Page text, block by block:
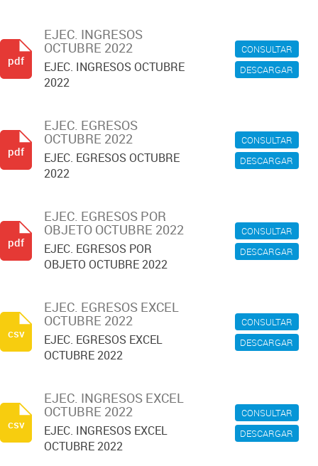
CONSULTAR
DESCARGAR
EJEC. INGRESOS
OCTUBRE 2022
EJEC. INGRESOS OCTUBRE
2022
pdf
CONSULTAR
DESCARGAR
EJEC. EGRESOS
OCTUBRE 2022
EJEC. EGRESOS OCTUBRE
2022
pdf
CONSULTAR
DESCARGAR
EJEC. EGRESOS POR
OBJETO OCTUBRE 2022
EJEC. EGRESOS POR
OBJETO OCTUBRE 2022
pdf
CONSULTAR
DESCARGAR
EJEC. EGRESOS EXCEL
OCTUBRE 2022
EJEC. EGRESOS EXCEL
OCTUBRE 2022
csv
CONSULTAR
DESCARGAR
EJEC. INGRESOS EXCEL
OCTUBRE 2022
EJEC. INGRESOS EXCEL
OCTUBRE 2022
csv